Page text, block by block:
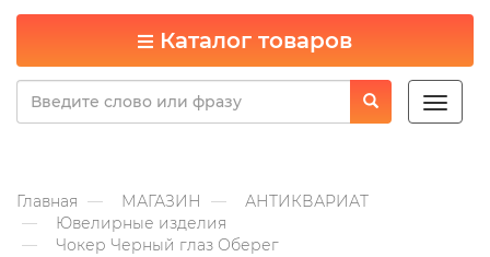
Каталог товаров
Toggle
Главная МАГАЗИН
АНТИКВАРИАТ
Ювелирные изделия
Чокер Черный глаз Оберег